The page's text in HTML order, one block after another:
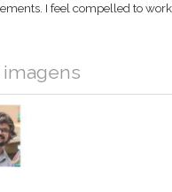
I feel compelled to